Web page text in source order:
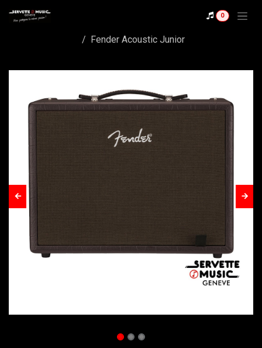
0
Fender Acoustic Junior